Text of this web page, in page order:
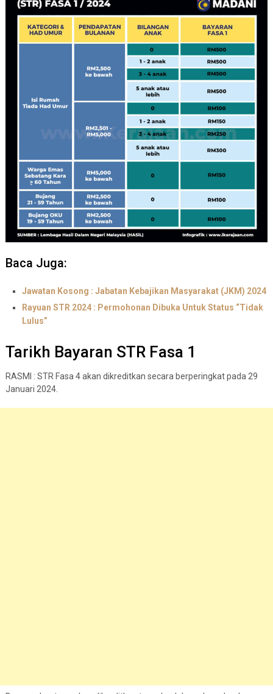
Baca Juga:
Jawatan Kosong : Jabatan Kebajikan Masyarakat (JKM) 2024
Rayuan STR 2024 : Permohonan Dibuka Untuk Status “Tidak
Lulus”
Tarikh Bayaran STR Fasa 1
RASMI : STR Fasa 4 akan dikreditkan secara berperingkat pada 29
Januari 2024.